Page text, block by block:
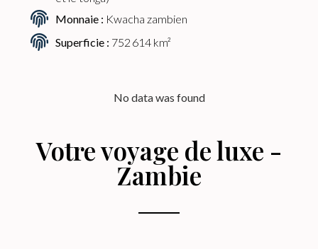
Monnaie : Kwacha zambien
Superficie : 752 614 km²
No data was found
Votre voyage de luxe -
Zambie